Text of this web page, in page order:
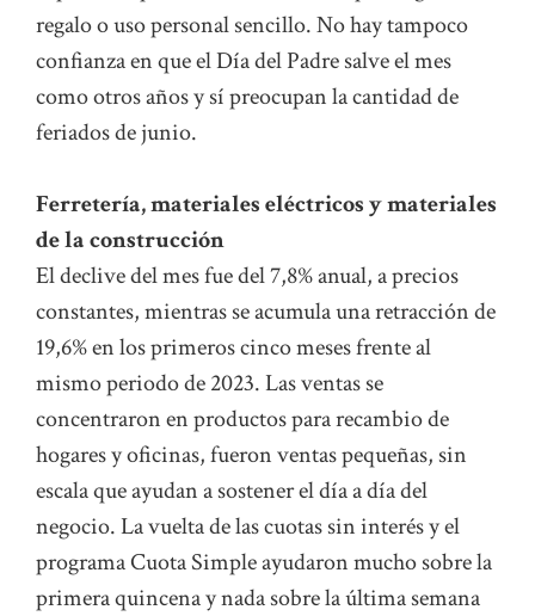
regalo o uso personal sencillo. No hay tampoco
confianza en que el Día del Padre salve el mes
como otros años y sí preocupan la cantidad de
feriados de junio.
Ferretería, materiales eléctricos y materiales
de la construcción
El declive del mes fue del 7,8% anual, a precios
constantes, mientras se acumula una retracción de
19,6% en los primeros cinco meses frente al
mismo periodo de 2023. Las ventas se
concentraron en productos para recambio de
hogares y oficinas, fueron ventas pequeñas, sin
escala que ayudan a sostener el día a día del
negocio. La vuelta de las cuotas sin interés y el
programa Cuota Simple ayudaron mucho sobre la
primera quincena y nada sobre la última semana